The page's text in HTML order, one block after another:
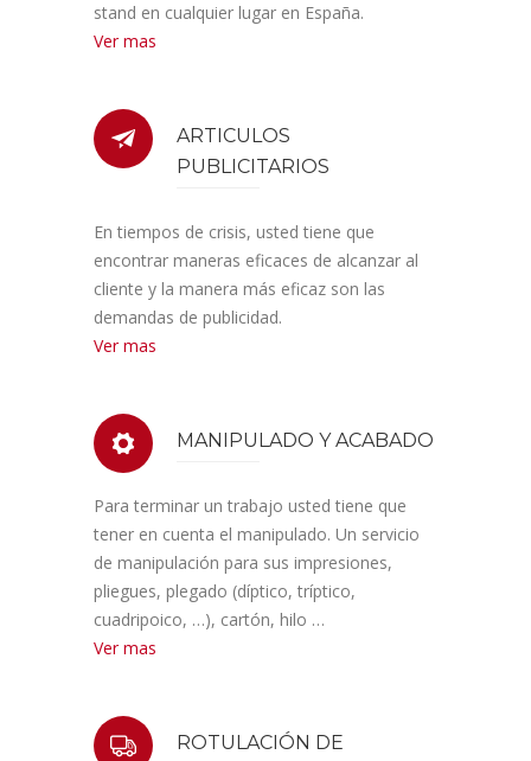
stand en cualquier lugar en España.
Ver mas
ARTICULOS
PUBLICITARIOS
En tiempos de crisis, usted tiene que
encontrar maneras eficaces de alcanzar al
cliente y la manera más eficaz son las
demandas de publicidad.
Ver mas
MANIPULADO Y ACABADO
Para terminar un trabajo usted tiene que
tener en cuenta el manipulado. Un servicio
de manipulación para sus impresiones,
pliegues, plegado (díptico, tríptico,
cuadripoico, …), cartón, hilo …
Ver mas
ROTULACIÓN DE